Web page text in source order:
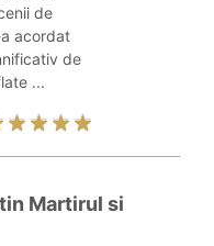
de
acordat
de
...
Martirul si